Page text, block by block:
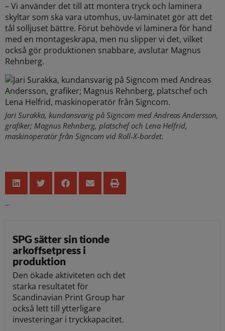
–Vi använder det till att montera tryck och laminera
skyltar som ska vara utomhus, uv-laminatet gör att det
tål solljuset bättre. Förut behövde vi laminera för hand
med en montageskrapa, men nu slipper vi det, vilket
också gör produktionen snabbare, avslutar Magnus
Rehnberg.
Jari Surakka, kundansvarig på Signcom med Andreas Andersson,
grafiker; Magnus Rehnberg, platschef och Lena Helfrid,
maskinoperatör från Signcom vid Roll-X-bordet.
Senaste nytt
SPG sätter sin tionde
arkoffsetpress i
produktion
Den ökade aktiviteten och det
starka resultatet för
Scandinavian Print Group har
också lett till ytterligare
investeringar i tryckkapacitet.